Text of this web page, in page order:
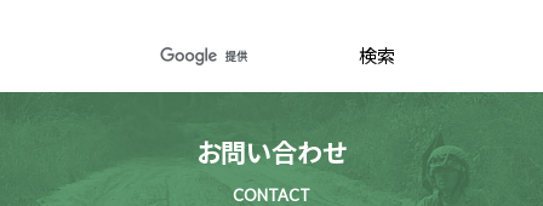
お問い合わせ
CONTACT